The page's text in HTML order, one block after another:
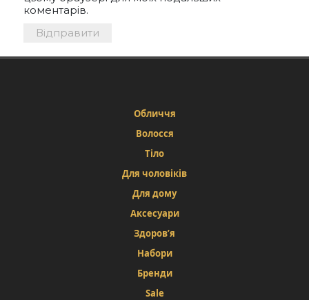
коментарів.
Обличчя
Волосся
Тіло
Для чоловіків
Для дому
Аксесуари
Здоров’я
Набори
Бренди
Sale